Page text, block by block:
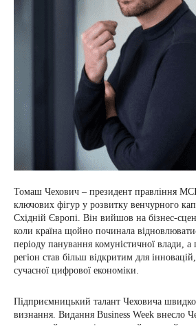
Томаш Чехович – президент правління
ключових фігур у розвитку венчурного
Східній Європі. Він вийшов на бізнес-
коли країна щойно починала
періоду панування комуністичної влади,
регіон став більш відкритим для
сучасної цифрової економіки.
Підприємницький талант Чеховича
визнання. Видання Business Week внесло